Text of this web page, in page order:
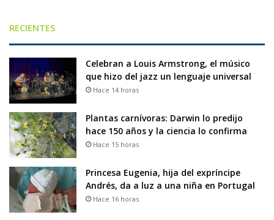
RECIENTES
Celebran a Louis Armstrong, el músico
que hizo del jazz un lenguaje universal
Hace 14 horas
Plantas carnívoras: Darwin lo predijo
hace 150 años y la ciencia lo confirma
Hace 15 horas
Princesa Eugenia, hija del expríncipe
Andrés, da a luz a una niña en Portugal
Hace 16 horas